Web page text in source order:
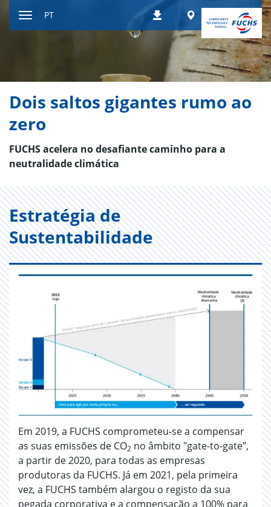
para
DownloadsWorldwide
PT
Dois saltos gigantes rumo ao
zero
FUCHS acelera no desafiante caminho para a
neutralidade climática
Estratégia de
Sustentabilidade
Em 2019, a FUCHS comprometeu-se a compensar
as suas emissões de CO2 no âmbito "gate-to-gate",
a partir de 2020, para todas as empresas
produtoras da FUCHS. Já em 2021, pela primeira
vez, a FUCHS também alargou o registo da sua
pegada corporativa e a compensação a 100% para